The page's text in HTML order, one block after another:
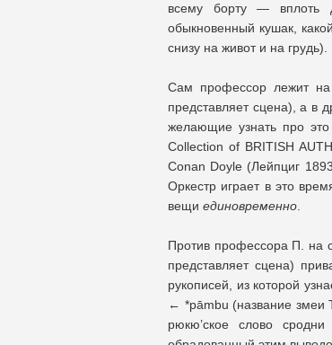
всему борту — вплоть
обыкновенный кушак,
снизу на живот и на грудь).
Сам профессор лежит на
представляет сцена), а в
желающие узнать про
Collection of BRITISH
Conan Doyle (Лейпциг
Оркестр играет в это
вещи единовременно
Против профессора П. на
представляет сцена)
рукописей, из которой
← *pāmbu (название змеи
рюкю’ское слово